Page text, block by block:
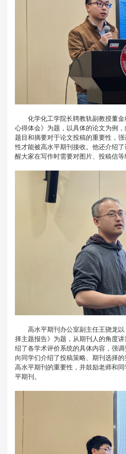
化学化工学院长聘教轨副教授董
心得体会》为题，以具体的论文为例
题目和摘要对于论文投稿的重要性，
性才能被高水平期刊接收。他还介绍
醒大家在写作时需要对图片、投稿信等
高水平期刊办公室副主任王骁龙
择主题报告》为题，从期刊人的角度
绍了各学术评价系统的具体内容，强调
向同学们介绍了投稿策略、期刊选择
高水平期刊的重要性，并鼓励老师和
平期刊。